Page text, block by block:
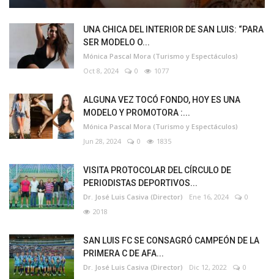
UNA CHICA DEL INTERIOR DE SAN LUIS: “PARA
SER MODELO O...
Mónica Pascal Mora (Turismo y Espectáculos)
Oct 8, 2024
0 1077
ALGUNA VEZ TOCÓ FONDO, HOY ES UNA
MODELO Y PROMOTORA :...
Mónica Pascal Mora (Turismo y Espectáculos)
Jun 28, 2024
0 1835
VISITA PROTOCOLAR DEL CÍRCULO DE
PERIODISTAS DEPORTIVOS...
Dr. José Luis Casiva (Director) Ene 16, 2024
0
2018
SAN LUIS FC SE CONSAGRÓ CAMPEÓN DE LA
PRIMERA C DE AFA...
Dr. José Luis Casiva (Director) Dic 12, 2022
0